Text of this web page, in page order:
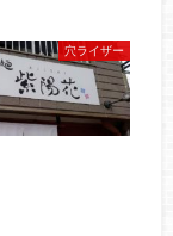
穴ライザー